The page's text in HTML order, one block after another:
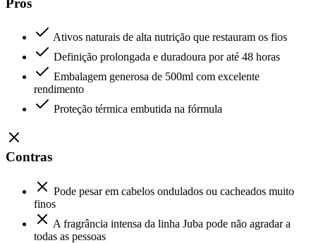
Ativos naturais de alta nutrição que restauram os fios
Definição prolongada e duradoura por até 48 horas
Embalagem generosa de 500ml com excelente
rendimento
Proteção térmica embutida na fórmula
Contras
Pode pesar em cabelos ondulados ou cacheados muito
finos
A fragrância intensa da linha Juba pode não agradar a
todas as pessoas